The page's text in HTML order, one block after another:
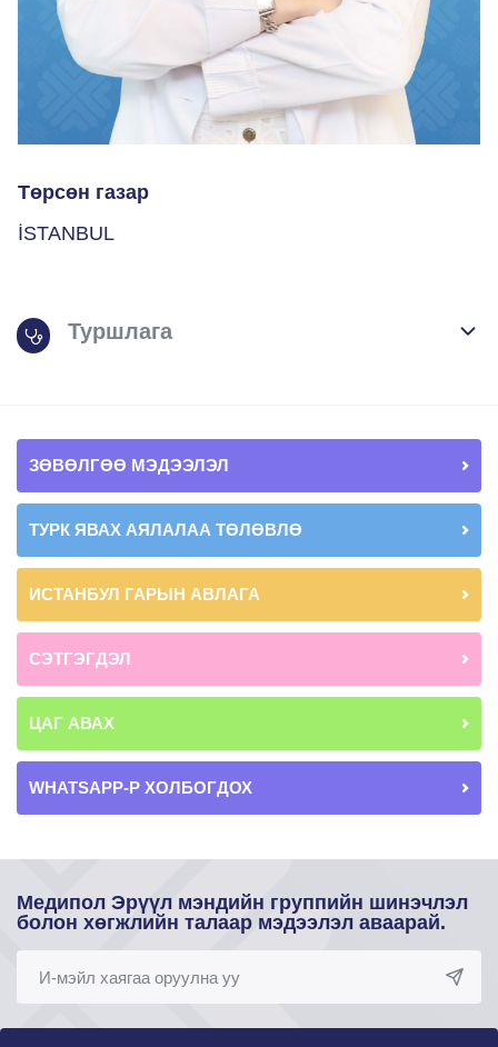
Төрсөн газар
İSTANBUL
Туршлага
ЗӨВӨЛГӨӨ МЭДЭЭЛЭЛ
ТУРК ЯВАХ АЯЛАЛАА ТӨЛӨВЛӨ
ИСТАНБУЛ ГАРЫН АВЛАГА
СЭТГЭГДЭЛ
ЦАГ АВАХ
WHATSAPP-Р ХОЛБОГДОХ
Медипол Эрүүл мэндийн группийн шинэчлэл
болон хөгжлийн талаар мэдээлэл аваарай.